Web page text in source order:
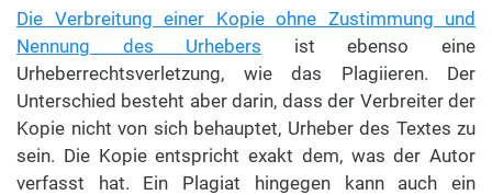
Die Verbreitung einer Kopie ohne Zustimmung und
Nennung des Urhebers ist ebenso eine
Urheberrechtsverletzung, wie das Plagiieren. Der
Unterschied besteht aber darin, dass der Verbreiter der
Kopie nicht von sich behauptet, Urheber des Textes zu
sein. Die Kopie entspricht exakt dem, was der Autor
verfasst hat. Ein Plagiat hingegen kann auch ein